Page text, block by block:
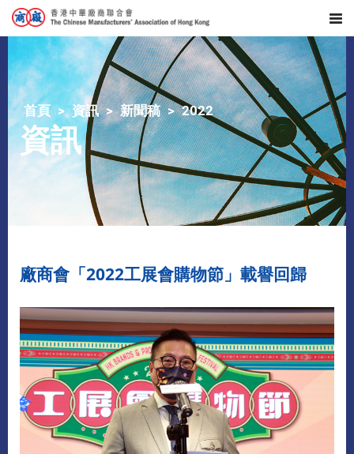
首頁 資訊 新聞稿 2022
資訊
廠商會「2022工展會購物節」載譽回歸